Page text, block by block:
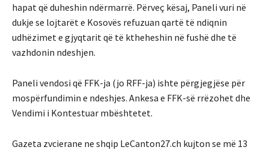
hapat që duheshin ndërmarrë. Përveç kësaj, Paneli vuri në
dukje se lojtarët e Kosovës refuzuan qartë të ndiqnin
udhëzimet e gjyqtarit që të ktheheshin në fushë dhe të
vazhdonin ndeshjen.
Paneli vendosi që FFK-ja (jo RFF-ja) ishte përgjegjëse për
mospërfundimin e ndeshjes. Ankesa e FFK-së rrëzohet dhe
Vendimi i Kontestuar mbështetet.
Gazeta zvcierane ne shqip LeCanton27.ch kujton se më 13